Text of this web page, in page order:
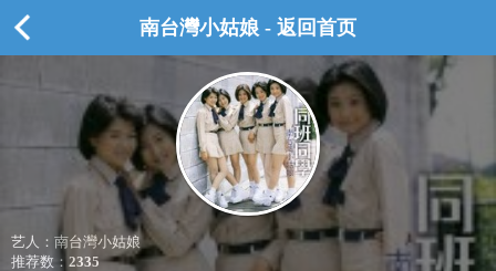
南台灣小姑娘 - 返回首页
艺人：南台灣小姑娘
推荐数： 2335